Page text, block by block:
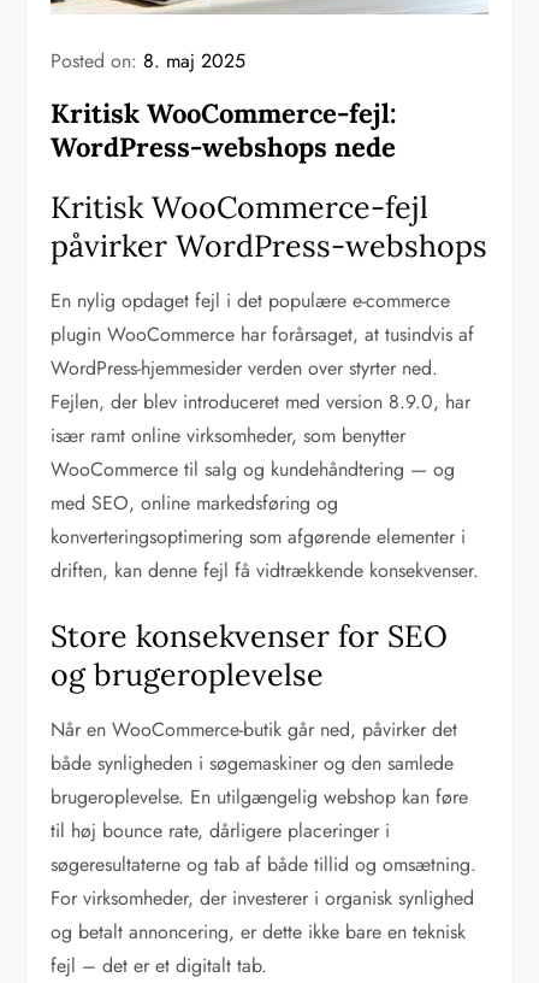
Posted on: 8. maj 2025
Kritisk WooCommerce-fejl:
WordPress-webshops nede
Kritisk WooCommerce-fejl
påvirker WordPress-webshops
En nylig opdaget fejl i det populære e-commerce
plugin WooCommerce har forårsaget, at tusindvis af
WordPress-hjemmesider verden over styrter ned.
Fejlen, der blev introduceret med version 8.9.0, har
især ramt online virksomheder, som benytter
WooCommerce til salg og kundehåndtering — og
med SEO, online markedsføring og
konverteringsoptimering som afgørende elementer i
driften, kan denne fejl få vidtrækkende konsekvenser.
Store konsekvenser for SEO
og brugeroplevelse
Når en WooCommerce-butik går ned, påvirker det
både synligheden i søgemaskiner og den samlede
brugeroplevelse. En utilgængelig webshop kan føre
til høj bounce rate, dårligere placeringer i
søgeresultaterne og tab af både tillid og omsætning.
For virksomheder, der investerer i organisk synlighed
og betalt annoncering, er dette ikke bare en teknisk
fejl – det er et digitalt tab.